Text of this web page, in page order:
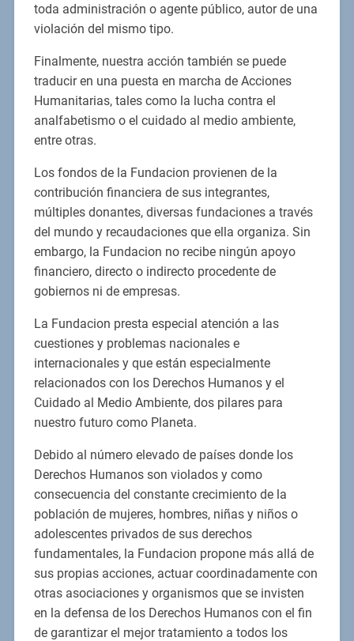
toda administración o agente público, autor de una
violación del mismo tipo.
Finalmente, nuestra acción también se puede
traducir en una puesta en marcha de Acciones
Humanitarias, tales como la lucha contra el
analfabetismo o el cuidado al medio ambiente,
entre otras.
Los fondos de la Fundacion provienen de la
contribución financiera de sus integrantes,
múltiples donantes, diversas fundaciones a través
del mundo y recaudaciones que ella organiza. Sin
embargo, la Fundacion no recibe ningún apoyo
financiero, directo o indirecto procedente de
gobiernos ni de empresas.
La Fundacion presta especial atención a las
cuestiones y problemas nacionales e
internacionales y que están especialmente
relacionados con los Derechos Humanos y el
Cuidado al Medio Ambiente, dos pilares para
nuestro futuro como Planeta.
Debido al número elevado de países donde los
Derechos Humanos son violados y como
consecuencia del constante crecimiento de la
población de mujeres, hombres, niñas y niños o
adolescentes privados de sus derechos
fundamentales, la Fundacion propone más allá de
sus propias acciones, actuar coordinadamente con
otras asociaciones y organismos que se invisten
en la defensa de los Derechos Humanos con el fin
de garantizar el mejor tratamiento a todos los